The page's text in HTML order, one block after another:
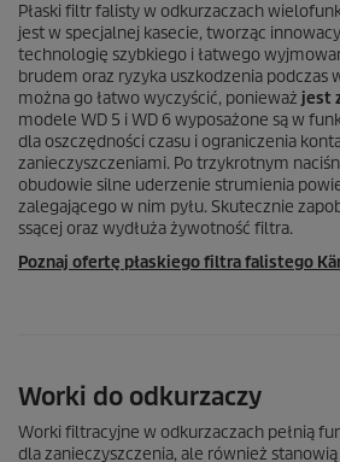
Płaski filtr falisty w odkurzaczach
jest w specjalnej kasecie, tworząc
technologię szybkiego i łatwego
brudem oraz ryzyka uszkodzenia podczas
można go łatwo wyczyścić, ponieważ jest
modele WD 5 i WD 6 wyposażone są w
dla oszczędności czasu i ograniczenia
zanieczyszczeniami. Po trzykrotnym
obudowie silne uderzenie strumienia
zalegającego w nim pyłu. Skutecznie
ssącej oraz wydłuża żywotność filtra.
Poznaj ofertę płaskiego filtra falistego
Worki do odkurzaczy
Worki filtracyjne w odkurzaczach pełnią
dla zanieczyszczenia, ale również